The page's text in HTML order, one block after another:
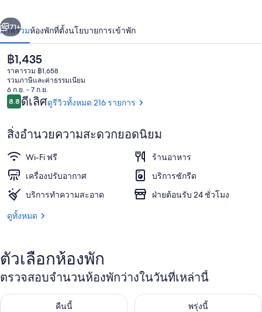
บริเวณภายนอก
า
ถัดไป
71+
ภาพรวมห้องพักที่ตั้งนโยบายการเข้าพัก
ราคา
ปัจจุบัน
฿1,435
฿1,435
ราคารวม ฿1,658
รวมภาษีและค่าธรรมเนียม
6 ก.ย. - 7 ก.ย.
รีวิว
8.88.8 จาก 10
ดีเลิศดูรีวิวทั้งหมด 216 รายการ
สิ่งอำนวยความสะดวกยอดนิยม
Wi-Fi ฟรี
ร้านอาหาร
เครื่องปรับอากาศ
บริการซักรีด
บริการทำความสะอาด
ฝ่ายต้อนรับ 24 ชั่วโมง
ดูทั้งหมด
ตัวเลือกห้องพัก
ตรวจสอบจำนวนห้องพักว่างในวันที่เหล่านี้
คืนนี้
ตรวจสอบจำนวนห้องพักว่างในคืนนี้ ส.ค. 9 - ส.ค. 10
พรุ่งนี้
ตรวจสอบจำนวนห้องพักว่างใน